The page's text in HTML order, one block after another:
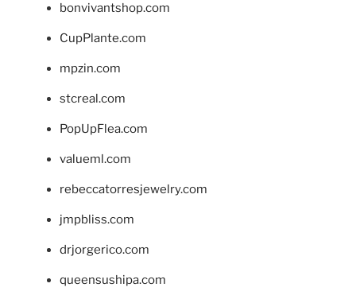
bonvivantshop.com
CupPlante.com
mpzin.com
stcreal.com
PopUpFlea.com
valueml.com
rebeccatorresjewelry.com
jmpbliss.com
drjorgerico.com
queensushipa.com